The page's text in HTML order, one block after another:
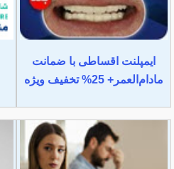
ایمپلنت اقساطی با ضمانت
مادام‌العمر+ 25% تخفیف ویژه